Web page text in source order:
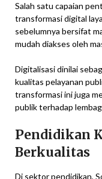
Salah satu capaian
transformasi digital
sebelumnya bersifat
mudah diakses oleh
Digitalisasi dinilai
kualitas pelayanan
transformasi ini juga
publik terhadap
Pendidikan
Berkualitas
Di sektor pendidikan,